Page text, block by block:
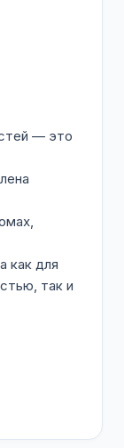
— это
как для
так и